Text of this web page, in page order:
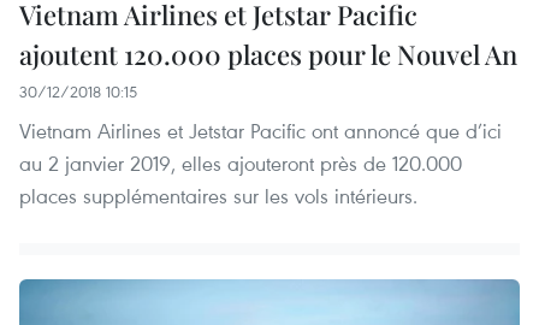
Vietnam Airlines et Jetstar Pacific
ajoutent 120.000 places pour le Nouvel An
30/12/2018 10:15
Vietnam Airlines et Jetstar Pacific ont annoncé que d’ici
au 2 janvier 2019, elles ajouteront près de 120.000
places supplémentaires sur les vols intérieurs.